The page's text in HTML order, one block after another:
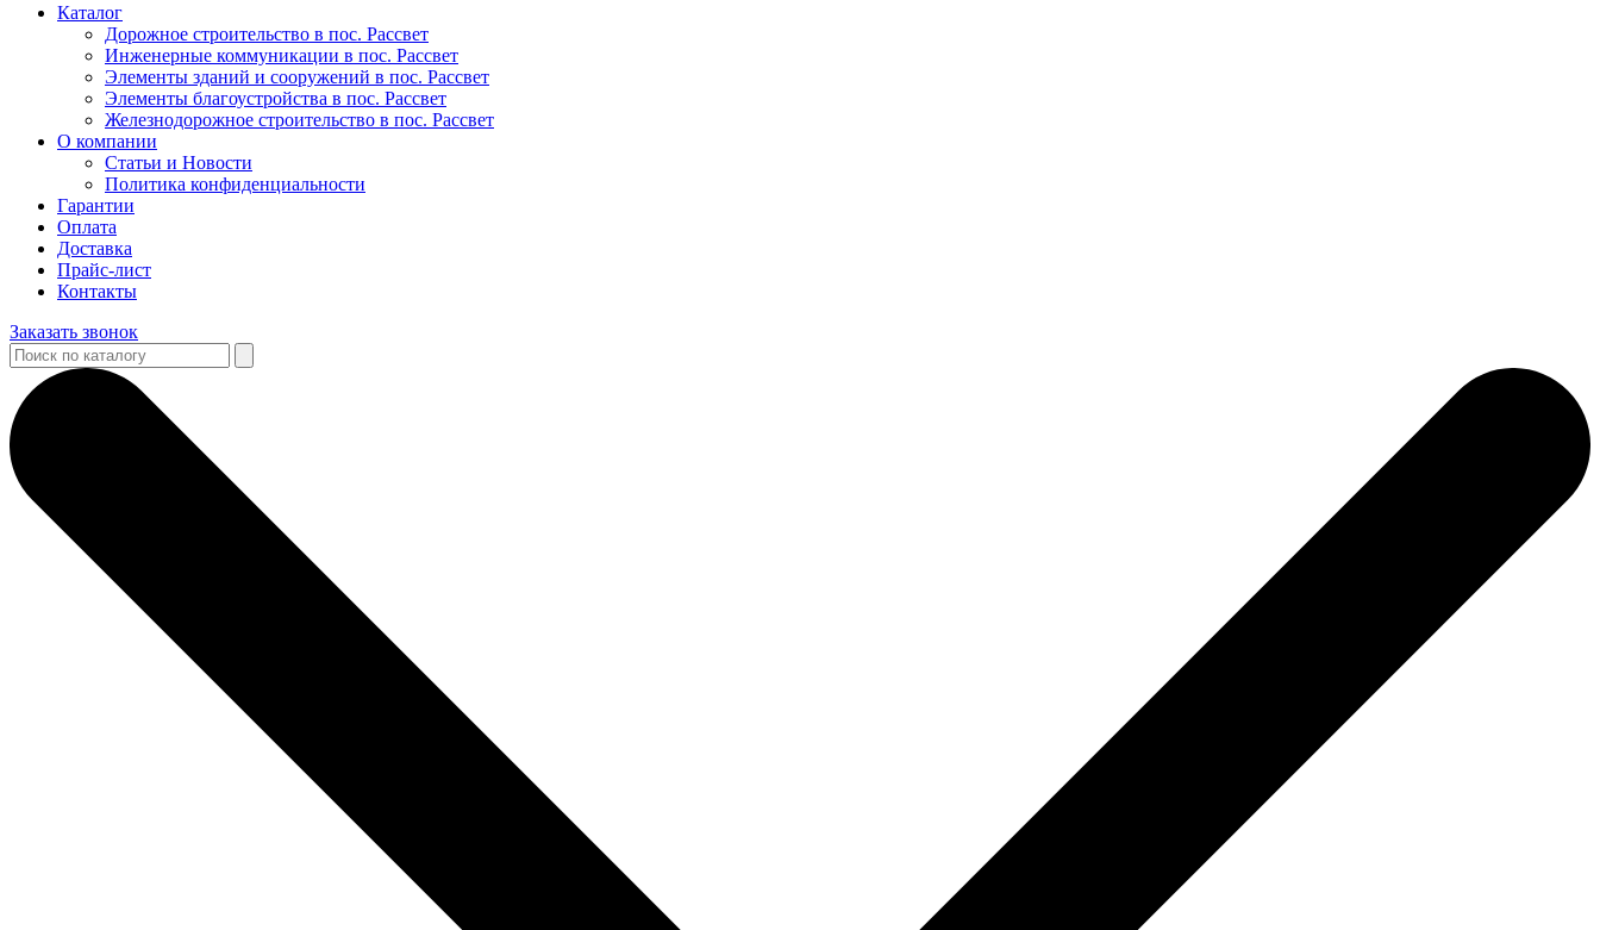
Каталог
Дорожное строительство в пос. Рассвет
Инженерные коммуникации в пос. Рассвет
Элементы зданий и сооружений в пос. Рассвет
Элементы благоустройства в пос. Рассвет
Железнодорожное строительство в пос. Рассвет
О компании
Статьи и Новости
Политика конфиденциальности
Гарантии
Оплата
Доставка
Прайс-лист
Контакты
Заказать звонок